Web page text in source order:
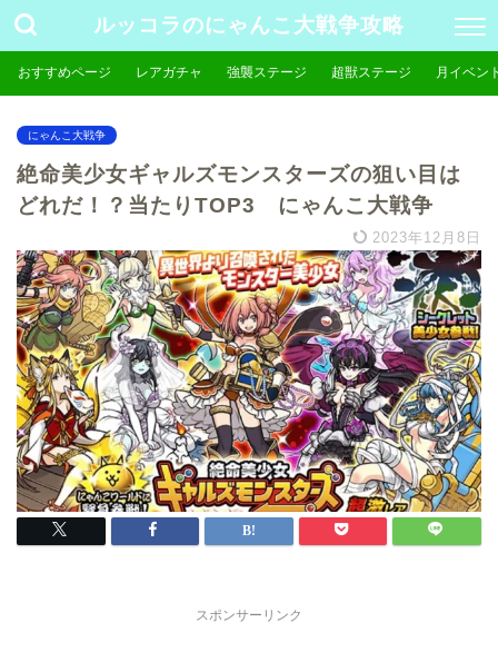
ルッコラのにゃんこ大戦争攻略
おすすめページ レアガチャ 強襲ステージ 超獣ステージ 月イベン
にゃんこ大戦争
絶命美少女ギャルズモンスターズの狙い目は
どれだ！？当たりTOP3 にゃんこ大戦争
2023年12月8日
スポンサーリンク